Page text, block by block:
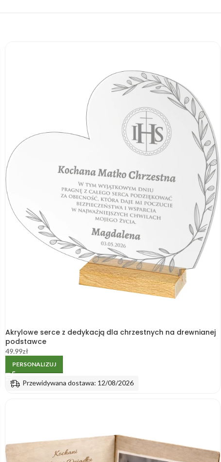
Akrylowe serce z dedykacją dla chrzestnych na drewnianej
podstawce
49.99zł
PERSONALIZUJ
Przewidywana dostawa: 12/08/2026